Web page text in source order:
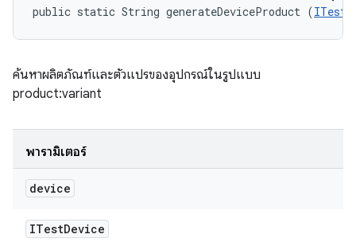
public static String generateDeviceProduct (
ค้นหาผลิตภัณฑ์และตัวแปรของอุปกรณ์ในรูปแบบ
product:variant
พารามิเตอร์
device
ITestDevice